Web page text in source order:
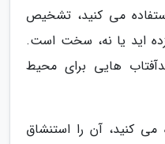
می کنید، تشخیص
زده اید یا نه، سخت است.
هایی برای محیط
می کنید، آن را استنشاق